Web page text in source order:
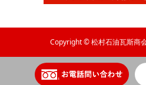
Copyright © 松村石油瓦斯商